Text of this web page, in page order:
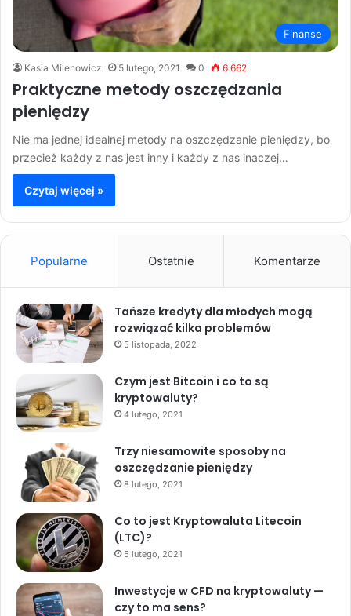
Finanse
Kasia Milenowicz 5 lutego, 2021 0 6 662
Praktyczne metody oszczędzania
pieniędzy
Nie ma jednej idealnej metody na oszczędzanie pieniędzy, bo
przecież każdy z nas jest inny i każdy z nas inaczej…
Czytaj więcej »
Popularne Ostatnie Komentarze
Tańsze kredyty dla młodych mogą
rozwiązać kilka problemów
5 listopada, 2022
Czym jest Bitcoin i co to są
kryptowaluty?
4 lutego, 2021
Trzy niesamowite sposoby na
oszczędzanie pieniędzy
8 lutego, 2021
Co to jest Kryptowaluta Litecoin
(LTC)?
5 lutego, 2021
Inwestycje w CFD na kryptowaluty —
czy to ma sens?